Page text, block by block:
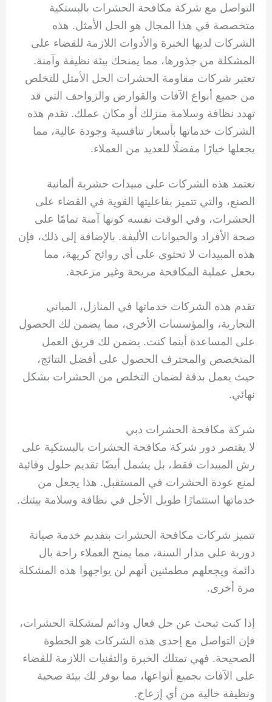
التواصل مع شركة مكافحة الحشرات بالبستكية
متخصصة في هذا المجال هو الحل الأمثل. هذه
الشركات لديها الخبرة والأدوات اللازمة للقضاء على
المشكلة من جذورها، مما يمنحك بيئة نظيفة وآمنة.
تعتبر شركات مقاومة الحشرات الحل الأمثل للتخلص
من جميع أنواع الآفات والقوارض والزواحف التي قد
تهدد نظافة وسلامة منزلك أو مكان عملك. تقدم هذه
الشركات خدماتها بأسعار تنافسية وجودة عالية، مما
يجعلها خيارًا مفضلًا للعديد من العملاء.
تعتمد هذه الشركات على مبيدات حشرية ألمانية
الصنع، والتي تتميز بفاعليتها القوية في القضاء على
الحشرات، وفي الوقت نفسه كونها آمنة تمامًا على
صحة الأفراد والحيوانات الأليفة. بالإضافة إلى ذلك، فإن
هذه المبيدات لا تحتوي على أي روائح كريهة، مما
يجعل عملية المكافحة مريحة وغير مزعجة.
تقدم هذه الشركات خدماتها في المنازل، المباني
التجارية، والمؤسسات الأخرى، مما يضمن لك الحصول
على المساعدة أينما كنت. يضمن لك فريق العمل
المتخصص والمحترف الحصول على أفضل النتائج،
حيث يعمل بدقة لضمان التخلص من الحشرات بشكل
نهائي.
شركة مكافحة الحشرات دبي
لا يقتصر دور شركة مكافحة الحشرات بالبستكية على
رش المبيدات فقط، بل يشمل أيضًا تقديم حلول وقائية
لمنع عودة الحشرات في المستقبل. هذا يجعل من
خدماتها استثمارًا طويل الأجل في نظافة وسلامة بيئتك.
تتميز شركات مكافحة الحشرات بتقديم خدمة صيانة
دورية على مدار السنة، مما يمنح العملاء راحة بال
دائمة ويجعلهم مطمئنين أنهم لن يواجهوا هذه المشكلة
مرة أخرى.
إذا كنت تبحث عن حل فعال ودائم لمشكلة الحشرات،
فإن التواصل مع إحدى هذه الشركات هو الخطوة
الصحيحة. فهي تمتلك الخبرة والتقنيات اللازمة للقضاء
على الآفات بجميع أنواعها، مما يوفر لك بيئة صحية
ونظيفة خالية من أي إزعاج.